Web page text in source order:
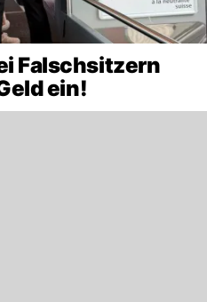
Falschsitzern
ein!